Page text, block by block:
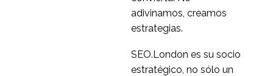
adivinamos, creamos
estrategias.
SEO.London es su socio
estratégico, no sólo un